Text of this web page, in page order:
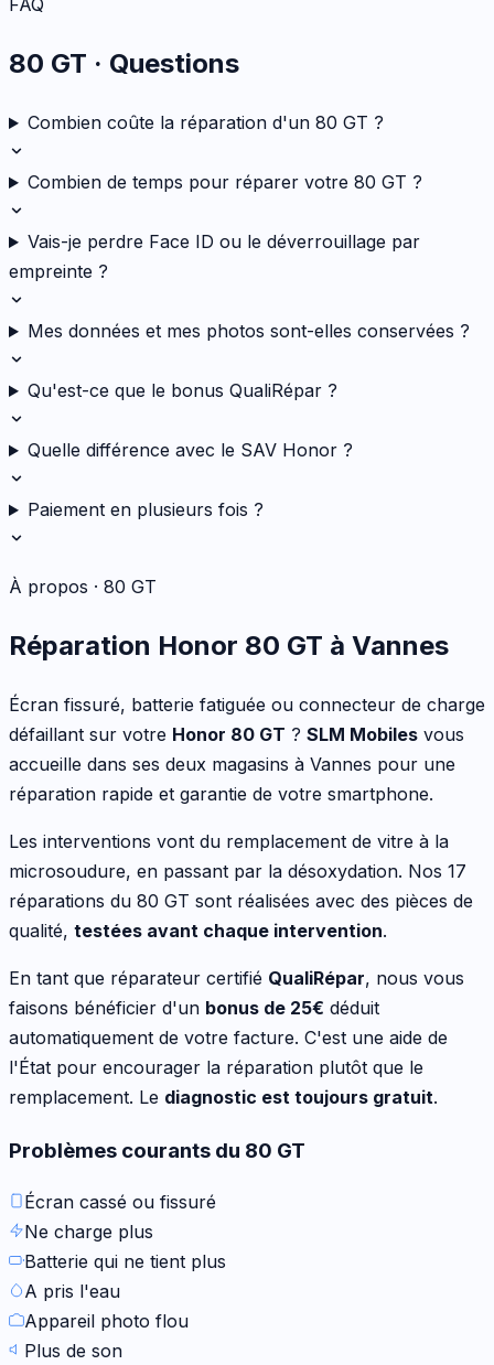
FAQ
80 GT · Questions
Combien coûte la réparation d'un 80 GT ?
Combien de temps pour réparer votre 80 GT ?
Vais-je perdre Face ID ou le déverrouillage par
empreinte ?
Mes données et mes photos sont-elles conservées ?
Qu'est-ce que le bonus QualiRépar ?
Quelle différence avec le SAV Honor ?
Paiement en plusieurs fois ?
À propos · 80 GT
Réparation Honor 80 GT à Vannes
Écran fissuré, batterie fatiguée ou connecteur de charge
défaillant sur votre Honor 80 GT ? SLM Mobiles vous
accueille dans ses deux magasins à Vannes pour une
réparation rapide et garantie de votre smartphone.
Les interventions vont du remplacement de vitre à la
microsoudure, en passant par la désoxydation. Nos 17
réparations du 80 GT sont réalisées avec des pièces de
qualité, testées avant chaque intervention.
En tant que réparateur certifié QualiRépar, nous vous
faisons bénéficier d'un bonus de 25€ déduit
automatiquement de votre facture. C'est une aide de
l'État pour encourager la réparation plutôt que le
remplacement. Le diagnostic est toujours gratuit.
Problèmes courants du 80 GT
Écran cassé ou fissuré
Ne charge plus
Batterie qui ne tient plus
A pris l'eau
Appareil photo flou
Plus de son